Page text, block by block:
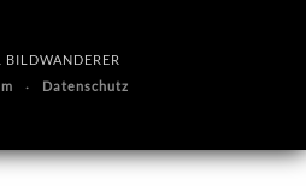
BILDWANDERER
Datenschutz